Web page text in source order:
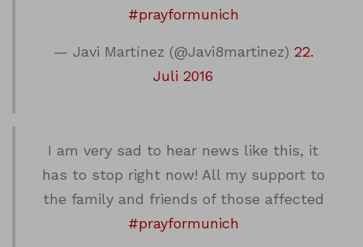
#prayformunich
— Javi Martínez (@Javi8martinez) 22.
Juli 2016
I am very sad to hear news like this, it
has to stop right now! All my support to
the family and friends of those affected
#prayformunich